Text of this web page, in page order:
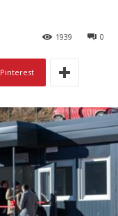
0
1939
Pinterest